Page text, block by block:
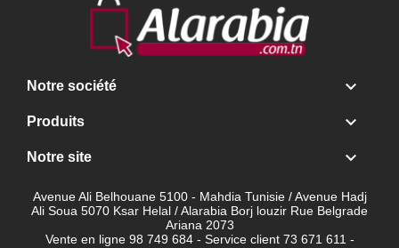
Notre société 
Produits 
Notre site 
Avenue Ali Belhouane 5100 - Mahdia Tunisie / Avenue Hadj
Ali Soua 5070 Ksar Helal / Alarabia Borj louzir Rue Belgrade
Ariana 2073
Vente en ligne 98 749 684 - Service client 73 671 611 -